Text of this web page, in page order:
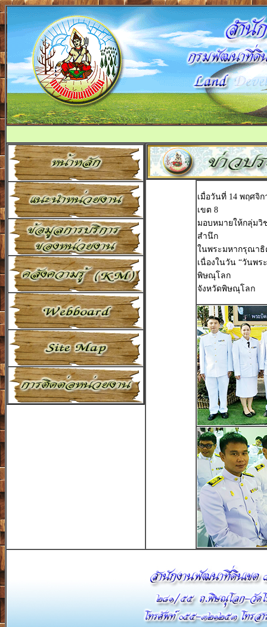
เมื่อวันที่ 14 พฤศจิ
เขต 8
มอบหมายให้กลุ่มวิ
สำนึก
ในพระมหากรุณา
เนื่องในวัน “วันพ
พิษณุโลก
จังหวัดพิษณุโลก